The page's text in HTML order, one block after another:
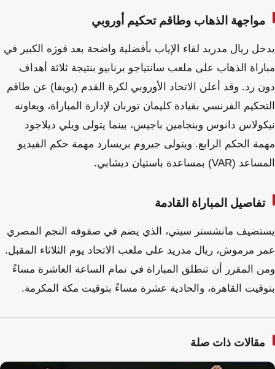
مواجهة الذهاب وطاقم تحكيم أوروبي
يدخل ريال مدريد لقاء الإياب بأفضلية واضحة بعد فوزه الكبير في
مباراة الذهاب على ملعب سانتياجو برنابيو بنتيجة ثلاثة أهداف
دون رد. وقد أعلن الاتحاد الأوروبي لكرة القدم (يويفا) عن طاقم
التحكيم الفرنسي بقيادة كليمان توربان لإدارة المباراة، ويعاونه
نيكولاس دانوس وبنجامين باجيس، بينما يتولى ويلي ديلاجود
مهمة الحكم الرابع. ويتولى جيروم بريسارد مهمة حكم الفيديو
المساعد (VAR) بمساعدة باستيان ديشابي.
تفاصيل المباراة القادمة
يستضيف مانشستر سيتي، الذي يضم في صفوفه النجم المصري
عمر مرموش، ريال مدريد على ملعب الاتحاد يوم الثلاثاء المقبل.
ومن المقرر أن تنطلق المباراة في تمام الساعة العاشرة مساءً
بتوقيت القاهرة، والحادية عشرة مساءً بتوقيت مكة المكرمة.
مقالات ذات صلة